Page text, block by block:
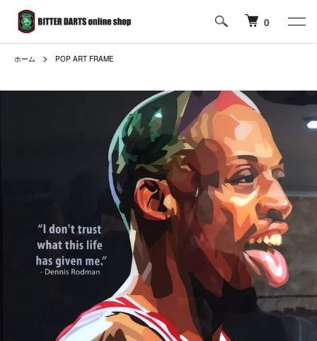
0
ホーム POP ART FRAME